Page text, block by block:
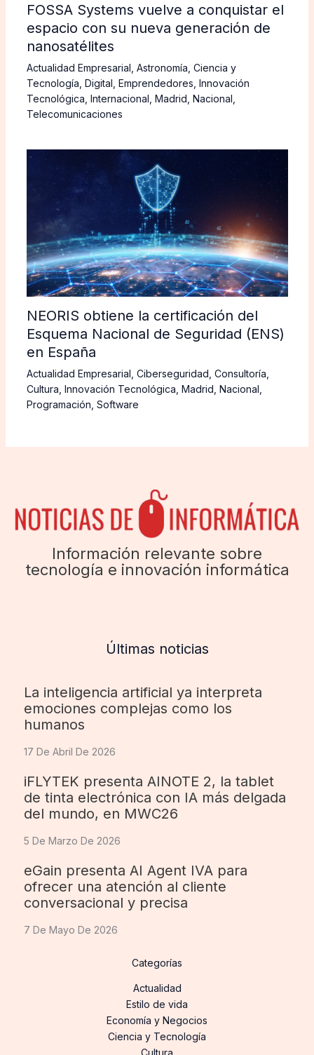
FOSSA Systems vuelve a conquistar el
espacio con su nueva generación de
nanosatélites
Actualidad Empresarial Astronomía Ciencia y
Tecnología Digital Emprendedores Innovación
Tecnológica Internacional Madrid Nacional
Telecomunicaciones
NEORIS obtiene la certificación del
Esquema Nacional de Seguridad (ENS)
en España
Actualidad Empresarial Ciberseguridad Consultoría
Cultura Innovación Tecnológica Madrid Nacional
Programación Software
Información relevante sobre
tecnología e innovación informática
Últimas noticias
La inteligencia artificial ya interpreta
emociones complejas como los
humanos
17 De Abril De 2026
iFLYTEK presenta AINOTE 2, la tablet
de tinta electrónica con IA más delgada
del mundo, en MWC26
5 De Marzo De 2026
eGain presenta AI Agent IVA para
ofrecer una atención al cliente
conversacional y precisa
7 De Mayo De 2026
Categorías
Actualidad
Estilo de vida
Economía y Negocios
Ciencia y Tecnología